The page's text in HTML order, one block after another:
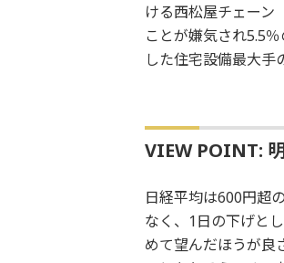
ける西松屋チェーン
ことが嫌気され5.5
した住宅設備最大手
VIEW POINT:
日経平均は600円超
なく、1日の下げと
めて望んだほうが良